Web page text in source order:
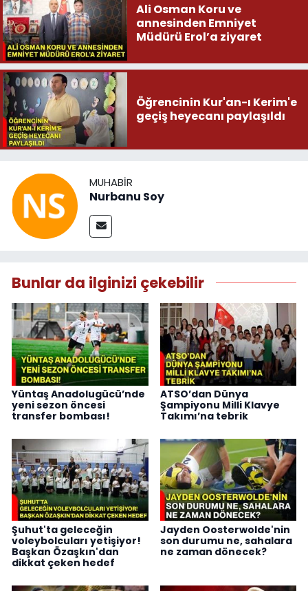
Ali Osman Koru ve
annesinden Emniyet
Müdürü Erol’a ziyaret
Öğrencinin Kur'an-ı Kerim'e
geçiş heyecanı paylaşıldı
MUHABIR
Nurbanu Soy
Bunlar da ilginizi çekebilir
Yüntaş Anadolugücü’nde
yeni sezon öncesi
transfer bombası!
ATSO’dan Dünya
Şampiyonu Milli Klavye
Takımı’na tebrik
Şuhut'ta geleceğin
voleybolcuları yetişiyor!
Başkan Özaşkın'dan
dikkat çeken hedef
Jayden Oosterwolde'nin
son durumu ne, sahalara
ne zaman dönecek?